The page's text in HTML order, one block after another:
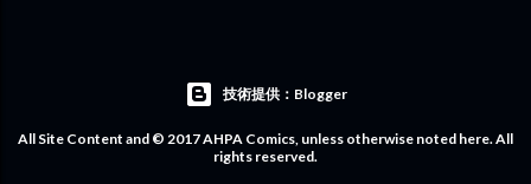
技術提供：Blogger
All Site Content and © 2017 AHPA Comics, unless otherwise noted here. All
rights reserved.